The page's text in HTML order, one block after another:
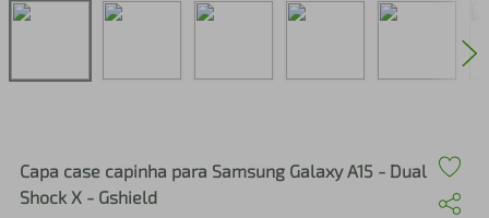
Capa case capinha para Samsung Galaxy A15 - Dual
Shock X - Gshield
perfume